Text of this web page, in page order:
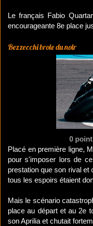
Le français Fabio
encourageante 8e place
Bezzecchi broie du noir
0
Placé en première ligne,
pour s'imposer lors de
prestation que son rival et
tous les espoirs étaient
Mais le scénario
place au départ et au 2e
son Aprilia et chutait